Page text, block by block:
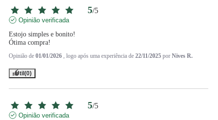
5/5
Opinião verificada
Estojo simples e bonito!
Ótima compra!
Opinião de 01/01/2026 , logo após uma experiência de 22/11/2025 por Nives R.
Útil(0)
5/5
Opinião verificada